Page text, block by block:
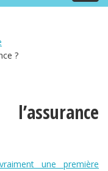
?
une première